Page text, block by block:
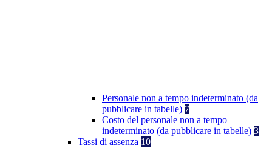
Personale non a tempo indeterminato (da
pubblicare in tabelle) 7
Costo del personale non a tempo
indeterminato (da pubblicare in tabelle) 3
Tassi di assenza 10